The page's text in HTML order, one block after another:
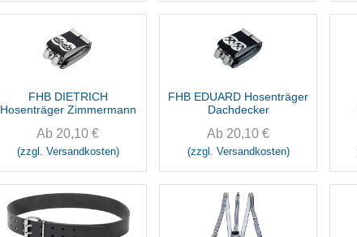
FHB DIETRICH
Hosenträger Zimmermann
Ab 20,10 €
(zzgl. Versandkosten)
FHB EDUARD Hosenträger
Dachdecker
Ab 20,10 €
(zzgl. Versandkosten)